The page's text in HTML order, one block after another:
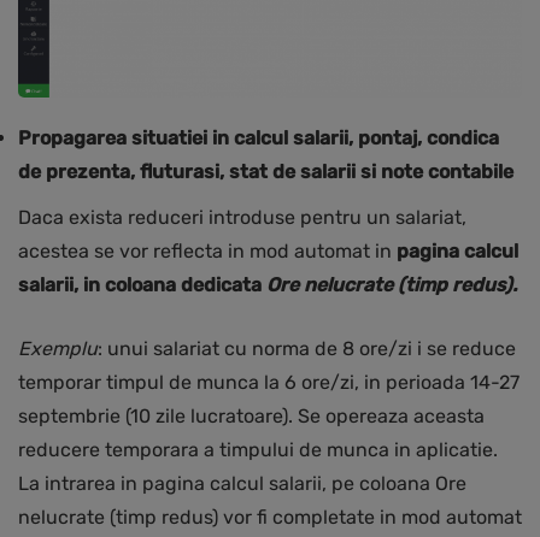
Propagarea situatiei in calcul salarii, pontaj, condica
de prezenta, fluturasi, stat de salarii si note contabile
Daca exista reduceri introduse pentru un salariat,
acestea se vor reflecta in mod automat in pagina calcul
salarii, in coloana dedicata Ore nelucrate (timp redus).
Exemplu: unui salariat cu norma de 8 ore/zi i se reduce
temporar timpul de munca la 6 ore/zi, in perioada 14-27
septembrie (10 zile lucratoare). Se opereaza aceasta
reducere temporara a timpului de munca in aplicatie.
La intrarea in pagina calcul salarii, pe coloana Ore
nelucrate (timp redus) vor fi completate in mod automat